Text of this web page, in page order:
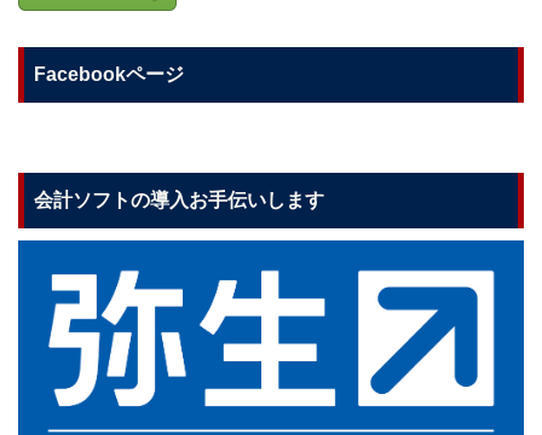
Facebookページ
会計ソフトの導入お手伝いします